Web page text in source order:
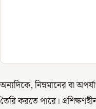
অন্যদিকে, নিম্নমানের বা
তৈরি করতে পারে।